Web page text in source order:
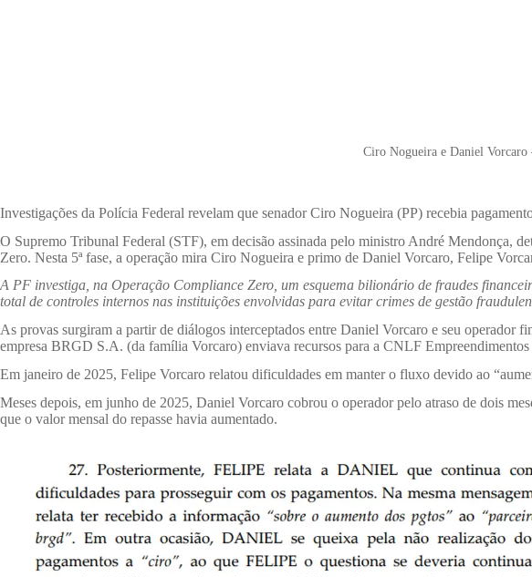
Ciro Nogueira e Daniel
Investigações da Polícia Federal revelam que senador Ciro Nogueira (PP) recebia
O Supremo Tribunal Federal (STF), em decisão assinada pelo ministro André Mendonça,
Zero. Nesta 5ª fase, a operação mira Ciro Nogueira e primo de Daniel Vorcaro, Felipe
A PF investiga, na Operação Compliance Zero, um esquema bilionário de fraudes
total de controles internos nas instituições envolvidas para evitar crimes de gestão
As provas surgiram a partir de diálogos interceptados entre Daniel Vorcaro e seu operador
empresa BRGD S.A. (da família Vorcaro) enviava recursos para a CNLF
Em janeiro de 2025, Felipe Vorcaro relatou dificuldades em manter o fluxo devido ao
Meses depois, em junho de 2025, Daniel Vorcaro cobrou o operador pelo atraso de dois
que o valor mensal do repasse havia aumentado.